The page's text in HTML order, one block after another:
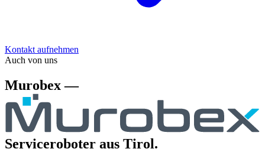
Kontakt aufnehmen
Auch von uns
Murobex —
Serviceroboter aus Tirol.